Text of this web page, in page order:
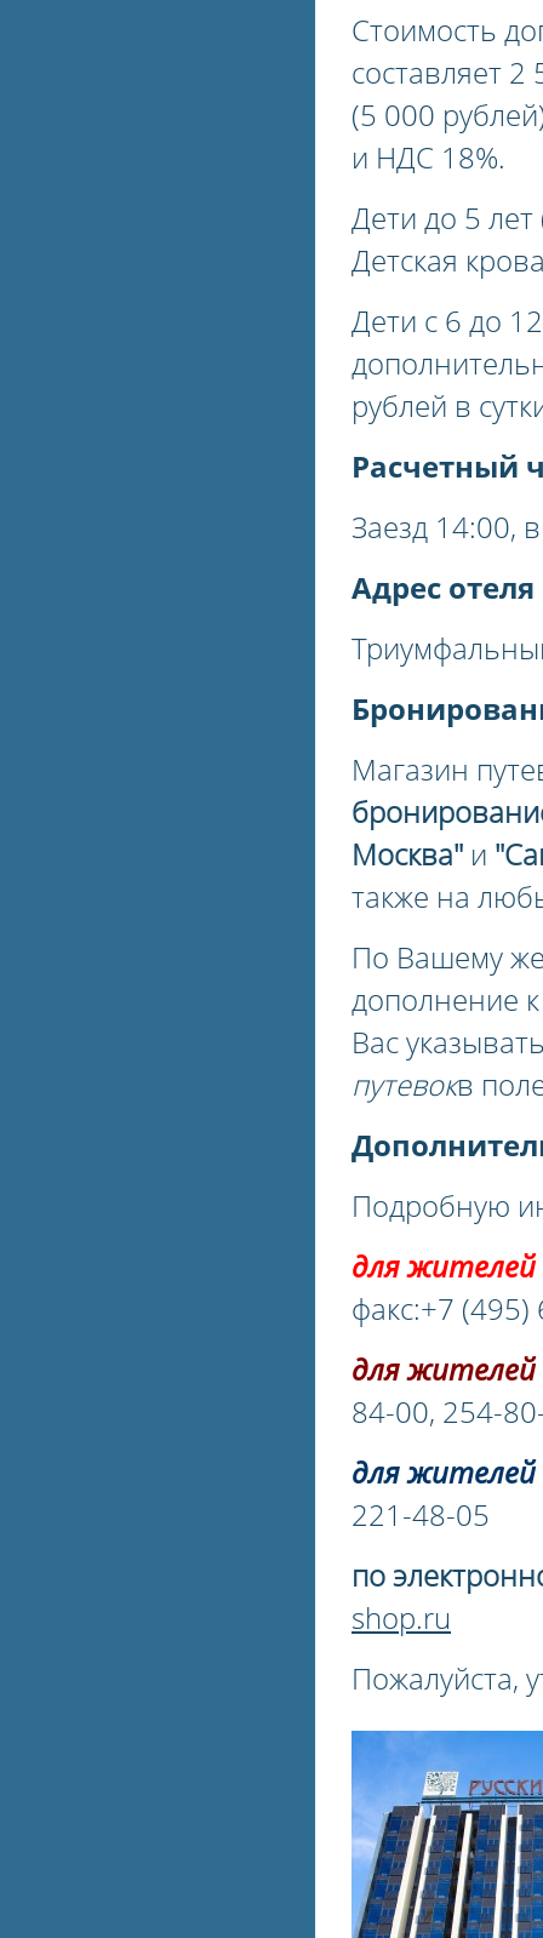
Стоимость
составляет
(5 000
и НДС 18%.
Дети до 5
Детская
Дети с 6 до
рублей в
Расчетный
Заезд 14:00,
Адрес отеля
Магазин
Москва" и
также на
По Вашему
дополнение
Вас
путевокв
Подробную
для
факс:+7
для
84-00, 254-
для жителей
221-48-05
по
shop.ru
Пожалуйста,